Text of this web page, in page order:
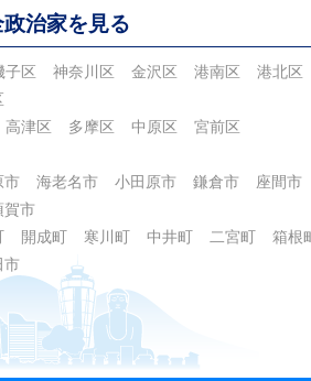
治家を見る
子区 神奈川区 金沢区 港南区 港北区
高津区 多摩区 中原区
宮前区
市 海老名市 小田原市 鎌倉市 座間市
賀市
開成町 寒川町 中井町 二宮町 箱根
市